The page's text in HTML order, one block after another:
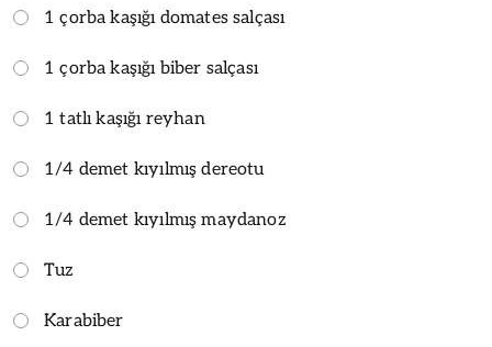
1 çorba kaşığı domates salçası
1 çorba kaşığı biber salçası
1 tatlı kaşığı reyhan
1/4 demet kıyılmış dereotu
1/4 demet kıyılmış maydanoz
Tuz
Karabiber